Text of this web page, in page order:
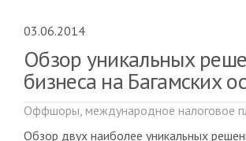
03.06.2014
Обзор уникальных
бизнеса на Багамских
Оффшоры, международное налоговое
Обзор двух наиболее уникальных